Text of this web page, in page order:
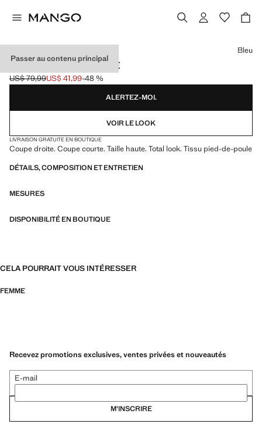
Passer au contenu principal
SHORT PIED-DE-POULE
Prix initial barré [US$ 79,99 ]
US$ 79,99
Prix actuel [US$ 41,99 ]
US$ 41,99-48 %
Choisissez une couleur
Bleu
ALERTEZ-MOI.
VOIR LE LOOK
LIVRAISON GRATUITE EN BOUTIQUE
Coupe droite. Coupe courte. Taille haute. Total look. Tissu pied-de-poule
DÉTAILS, COMPOSITION ET ENTRETIEN
MESURES
DISPONIBILITÉ EN BOUTIQUE
CELA POURRAIT VOUS INTÉRESSER
FEMME
Recevez promotions exclusives, ventes privées et nouveautés
E-mail
M’INSCRIRE